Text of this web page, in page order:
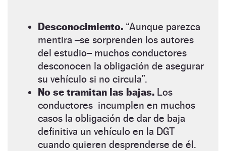
Desconocimiento. “Aunque parezca
mentira –se sorprenden los autores
del estudio– muchos conductores
desconocen la obligación de asegurar
su vehículo si no circula”.
No se tramitan las bajas. Los
conductores incumplen en muchos
casos la obligación de dar de baja
definitiva un vehículo en la DGT
cuando quieren desprenderse de él.